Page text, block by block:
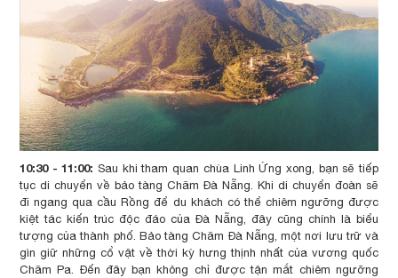
10:30 - 11:00: Sau khi tham quan chùa Linh Ứng xong, bạn sẽ tiếp
tục di chuyển về bảo tàng Chăm Đà Nẵng. Khi di chuyển đoàn sẽ
đi ngang qua cầu Rồng để du khách có thể chiêm ngưỡng được
kiệt tác kiến trúc độc đáo của Đà Nẵng, đây cũng chính là biểu
tượng của thành phố. Bảo tàng Chăm Đà Nẵng, một nơi lưu trữ và
gìn giữ những cổ vật về thời kỳ hưng thịnh nhất của vương quốc
Chăm Pa. Đến đây bạn không chỉ được tận mắt chiêm ngưỡng